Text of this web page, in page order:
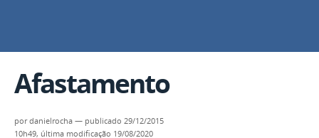
Afastamento
pordanielrocha — publicado 29/12/2015
10h49, última modificação 19/08/2020